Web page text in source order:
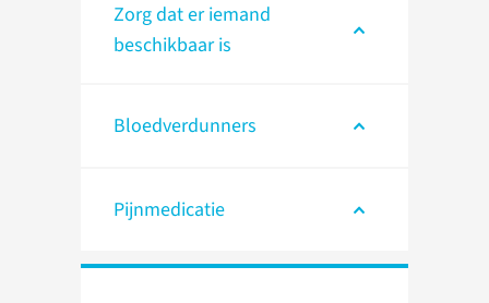
Zorg dat er iemand
beschikbaar is
Bloedverdunners
Pijnmedicatie